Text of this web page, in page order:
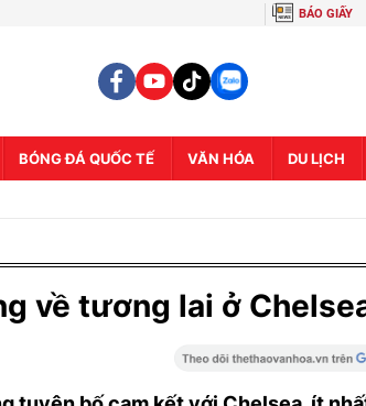
BÁO GIẤY
BÓNG ĐÁ QUỐC TẾ VĂN HÓA DU LỊCH
về tương lai ở